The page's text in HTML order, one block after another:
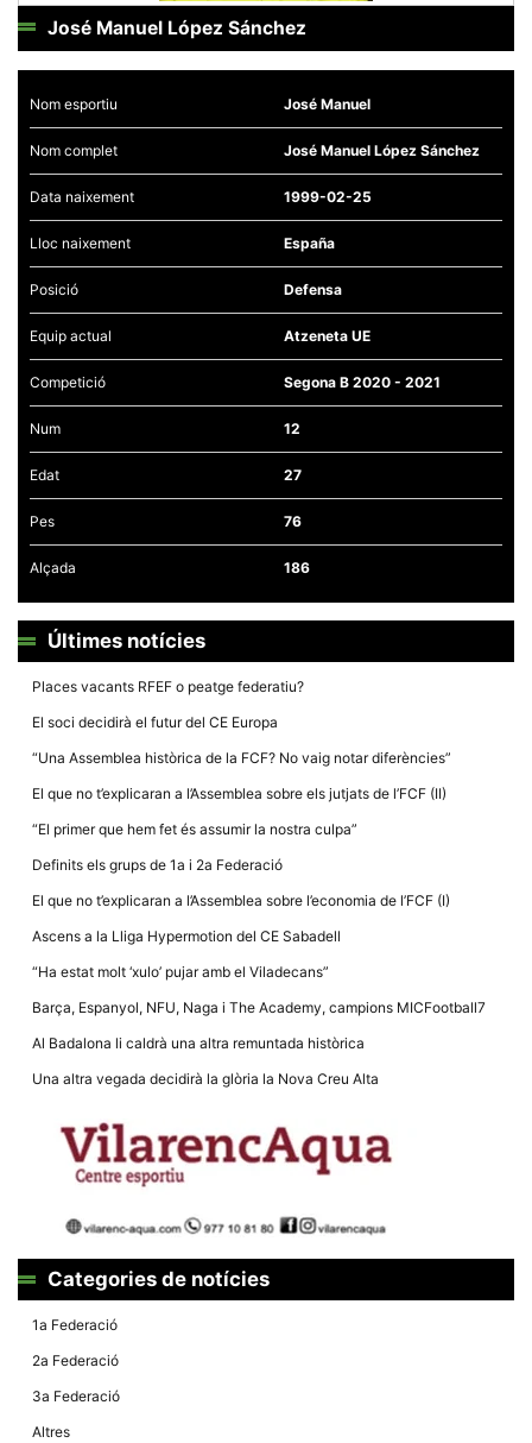
José Manuel López Sánchez
Nom esportiu José Manuel
Nom complet José Manuel López Sánchez
Data naixement 1999-02-25
Lloc naixement España
Posició Defensa
Equip actual Atzeneta UE
Competició Segona B 2020 - 2021
Num 12
Edat 27
Pes 76
Alçada 186
Últimes notícies
Places vacants RFEF o peatge federatiu?
El soci decidirà el futur del CE Europa
“Una Assemblea històrica de la FCF? No vaig notar diferències”
El que no t’explicaran a l’Assemblea sobre els jutjats de l’FCF (II)
“El primer que hem fet és assumir la nostra culpa”
Definits els grups de 1a i 2a Federació
El que no t’explicaran a l’Assemblea sobre l’economia de l’FCF (I)
Ascens a la Lliga Hypermotion del CE Sabadell
“Ha estat molt ‘xulo’ pujar amb el Viladecans”
Barça, Espanyol, NFU, Naga i The Academy, campions MICFootball7
Al Badalona li caldrà una altra remuntada històrica
Una altra vegada decidirà la glòria la Nova Creu Alta
Categories de notícies
1a Federació
2a Federació
3a Federació
Altres
Necessàries
Aquestes
cookies no
són
necessàries
per al
funcionament
Estadístiques
estadístiques
del lloc web
estructura.
emmagatzemen
dispositiu que
lloc funcioni tan
aquestes
algunes
desapareixeran
En compartir
comportament
mentre
navegues pel
incrementes
de mirar
anuncis,